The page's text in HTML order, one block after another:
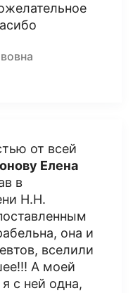
от всей
Елена
в
Н.Н.
она и
вселили
А моей
с ней одна,